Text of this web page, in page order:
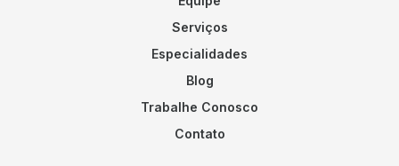
Serviços
Especialidades
Blog
Trabalhe Conosco
Contato